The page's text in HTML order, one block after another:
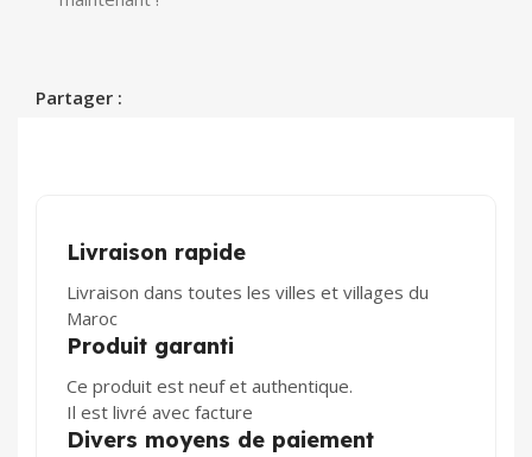
Partager :
Livraison rapide
Livraison dans toutes les villes et villages du
Maroc
Produit garanti
Ce produit est neuf et authentique.
Il est livré avec facture
Divers moyens de paiement